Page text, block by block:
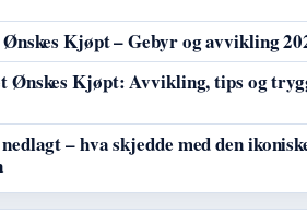
Kjøpt – Gebyr og avvikling
Ønskes Kjøpt: Avvikling, tips og
– hva skjedde med den